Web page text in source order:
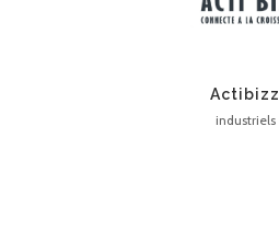
Actibizz
industriels